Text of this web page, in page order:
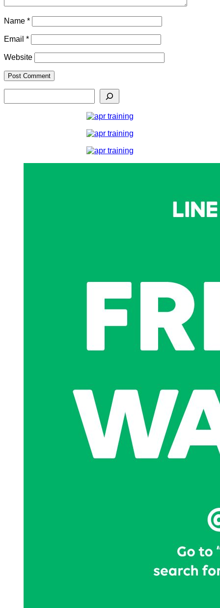
Name *
Email *
Website